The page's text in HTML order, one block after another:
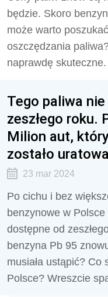
będzie. Skoro
może warto
oszczędzania
naprawdę skuteczne.
Tego paliwa
zeszłego roku.
Milion aut,
zostało
23 mar 2024
Po cichu i bez
benzynowe w Polsce
dostępne od
benzyna Pb 95
musiała ustąpić?
Polsce? Wreszcie